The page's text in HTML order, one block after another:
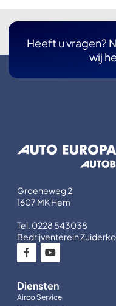
Heeft u vragen?
wij
Groeneweg 2
1607 MK Hem
Tel. 0228 543038
Bedrijventerein
Diensten
Airco Service